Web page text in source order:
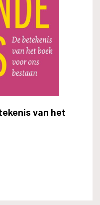
van het